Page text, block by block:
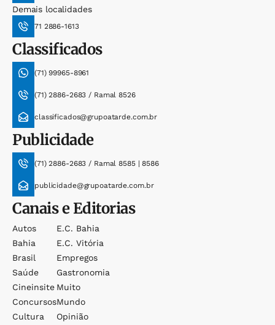
Demais localidades
71 2886-1613
Classificados
(71) 99965-8961
(71) 2886-2683 / Ramal 8526
classificados@grupoatarde.com.br
Publicidade
(71) 2886-2683 / Ramal 8585 | 8586
publicidade@grupoatarde.com.br
Canais e Editorias
Autos
Bahia
Brasil
Saúde
Cineinsite
Concursos
Cultura
E.c. Bahia
E.c. Vitória
Empregos
Gastronomia
Muito
Mundo
Opinião